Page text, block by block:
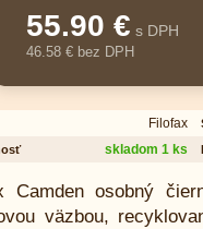
55.90 € s DPH
46.58 € bez DPH
Filofax
skladom 1 ks
Camden osobný
väzbou,